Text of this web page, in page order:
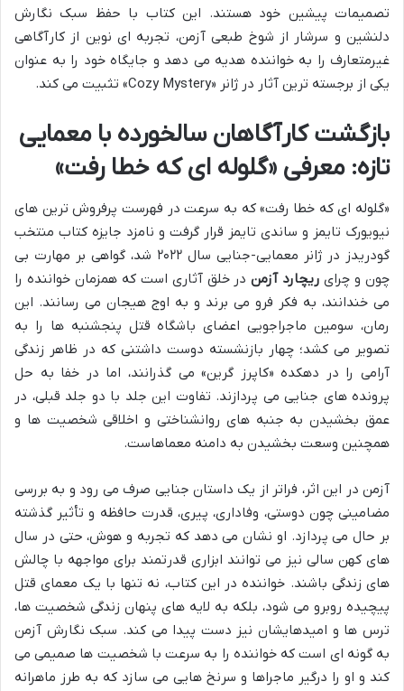
تصمیمات پیشین خود هستند. این کتاب با حفظ سبک نگارش
دلنشین و سرشار از شوخ طبعی آزمن، تجربه ای نوین از کارآگاهی
غیرمتعارف را به خواننده هدیه می دهد و جایگاه خود را به عنوان
یکی از برجسته ترین آثار در ژانر «Cozy Mystery» تثبیت می کند.
بازگشت کارآگاهان سالخورده با معمایی
تازه: معرفی «گلوله ای که خطا رفت»
«گلوله ای که خطا رفت» که به سرعت در فهرست پرفروش ترین های
نیویورک تایمز و ساندی تایمز قرار گرفت و نامزد جایزه کتاب منتخب
گودریدز در ژانر معمایی-جنایی سال ۲۰۲۲ شد، گواهی بر مهارت بی
چون و چرای ریچارد آزمندر خلق آثاری است که همزمان خواننده را
می خندانند، به فکر فرو می برند و به اوج هیجان می رسانند. این
رمان، سومین ماجراجویی اعضای باشگاه قتل پنجشنبه ها را به
تصویر می کشد؛ چهار بازنشسته دوست داشتنی که در ظاهر زندگی
آرامی را در دهکده «کاپرز گرین» می گذرانند، اما در خفا به حل
پرونده های جنایی می پردازند. تفاوت این جلد با دو جلد قبلی، در
عمق بخشیدن به جنبه های روانشناختی و اخلاقی شخصیت ها و
همچنین وسعت بخشیدن به دامنه معماهاست.
آزمن در این اثر، فراتر از یک داستان جنایی صرف می رود و به بررسی
مضامینی چون دوستی، وفاداری، پیری، قدرت حافظه و تأثیر گذشته
بر حال می پردازد. او نشان می دهد که تجربه و هوش، حتی در سال
های کهن سالی نیز می توانند ابزاری قدرتمند برای مواجهه با چالش
های زندگی باشند. خواننده در این کتاب، نه تنها با یک معمای قتل
پیچیده روبرو می شود، بلکه به لایه های پنهان زندگی شخصیت ها،
ترس ها و امیدهایشان نیز دست پیدا می کند. سبک نگارش آزمن
به گونه ای است که خواننده را به سرعت با شخصیت ها صمیمی می
کند و او را درگیر ماجراها و سرنخ هایی می سازد که به طرز ماهرانه